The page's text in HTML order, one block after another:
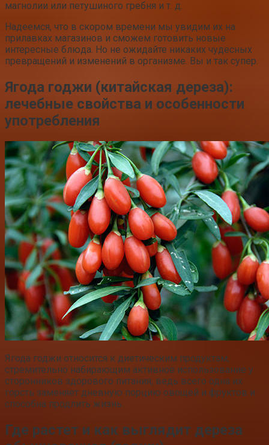
магнолии или петушиного гребня и т. д.
Надеемся, что в скором времени мы увидим их на
прилавках магазинов и сможем готовить новые
интересные блюда. Но не ожидайте никаких чудесных
превращений и изменений в организме. Вы и так супер.
Ягода годжи (китайская дереза):
лечебные свойства и особенности
употребления
Ягода годжи относится к диетическим продуктам,
стремительно набирающим активное использование у
сторонников здорового питания, ведь всего одна их
горсть заменяет дневную порцию овощей и фруктов и
способна продлить жизнь.
Где растет и как выглядит дереза